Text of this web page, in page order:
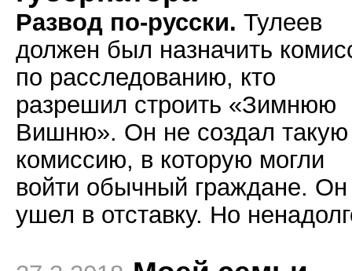
Развод по-русски. Тулеев
должен был назначить
по расследованию, кто
разрешил строить «Зимнюю
Вишню». Он не создал такую
комиссию, в которую могли
войти обычный граждане. Он
ушел в отставку. Но